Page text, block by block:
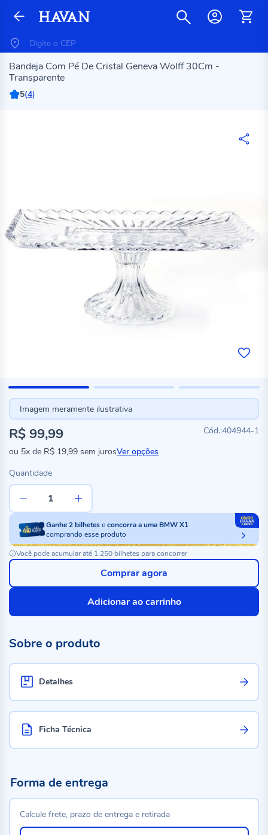
Bandeja Com Pé De Cristal Geneva Wolff 30Cm -
Transparente
5(4)
Imagem meramente ilustrativa
404944-1
R$ 99,99
ou 5x de R$ 19,99 sem jurosVer opções
Quantidade
Ganhe2bilheteseconcorra a uma BMW X1
comprando esse produto
Você pode acumular até 1.250 bilhetes para concorrer
Adicionar ao carrinho
Comprar agora
Sobre o produto
Detalhes
Ficha Técnica
Forma de entrega
Calcule frete, prazo de entrega e retirada